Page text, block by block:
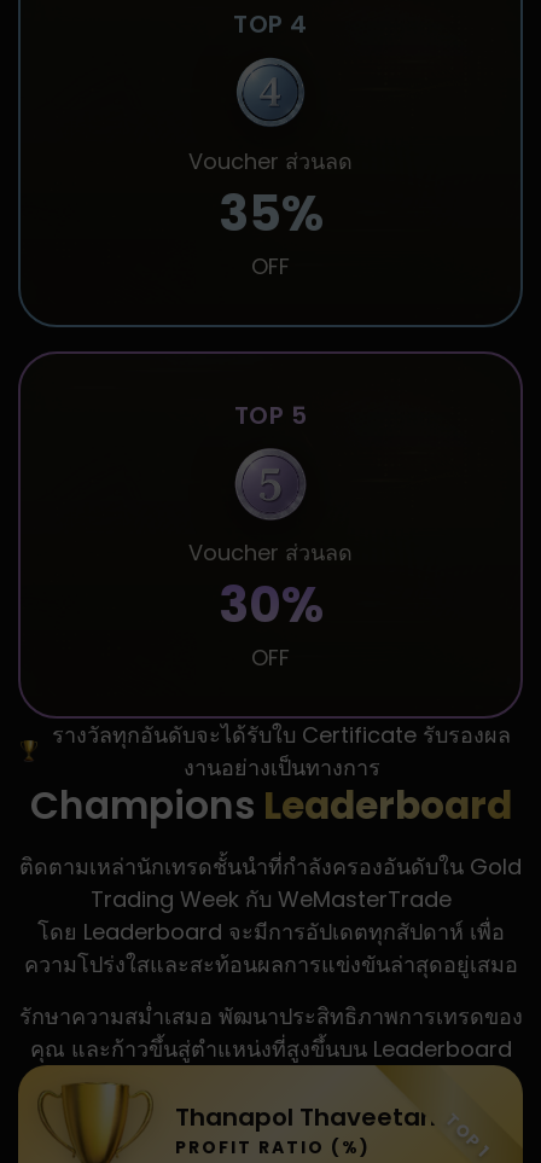
TOP 4
Voucher ส่วนลด
35%
OFF
TOP 5
Voucher ส่วนลด
30%
OFF
รางวัลทุกอันดับจะได้รับใบ Certificate รับรองผล
งานอย่างเป็นทางการ
Champions Leaderboard
ติดตามเหล่านักเทรดชั้นนำที่กำลังครองอันดับใน Gold
Trading Week กับ WeMasterTrade
โดย Leaderboard จะมีการอัปเดตทุกสัปดาห์ เพื่อ
ความโปร่งใสและสะท้อนผลการแข่งขันล่าสุดอยู่เสมอ
รักษาความสม่ำเสมอ พัฒนาประสิทธิภาพการเทรดของ
คุณ และก้าวขึ้นสู่ตำแหน่งที่สูงขึ้นบน Leaderboard
Thanapol Thaveetana
PROFIT RATIO (%) TOP 1